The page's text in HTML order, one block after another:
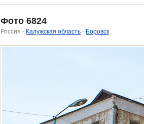
Фото 6824
Россия - Калужская область - Боровск